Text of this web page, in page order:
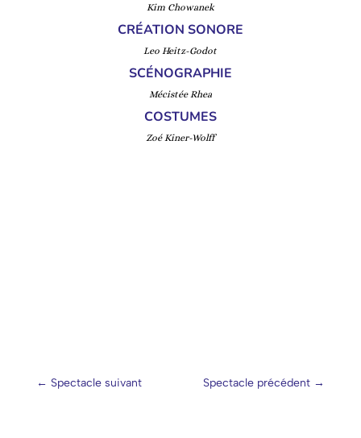
Kim Chowanek
CRÉATION SONORE
Leo Heitz-Godot
SCÉNOGRAPHIE
Mécistée Rhea
COSTUMES
Zoé Kiner-Wolff
← Spectacle suivant Spectacle précédent →